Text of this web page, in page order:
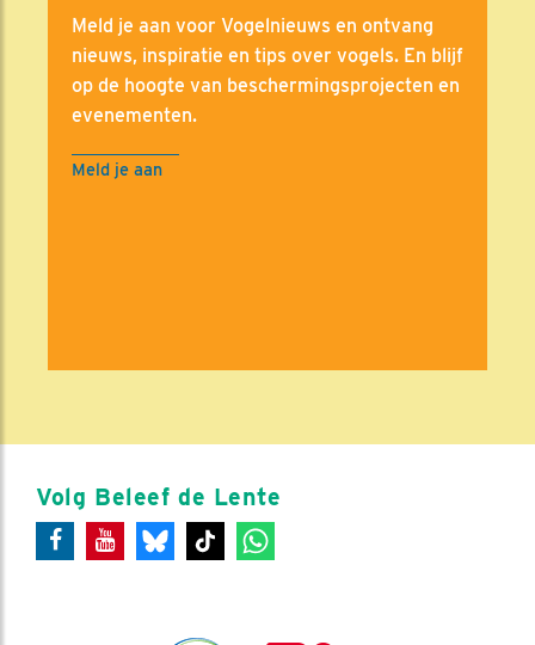
Meld je aan voor Vogelnieuws en ontvang
nieuws, inspiratie en tips over vogels. En blijf
op de hoogte van beschermingsprojecten en
evenementen.
Meld je aan
Volg Beleef de Lente